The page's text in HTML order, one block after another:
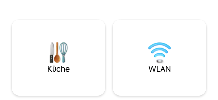
Volumen, der Öffnungen und der
Materialien stehen in perfekter
Harmonie mit den Angeboten der
Unterkunft.
verfügt über eine
befindet sich
Parkplatz.
Küche WLAN